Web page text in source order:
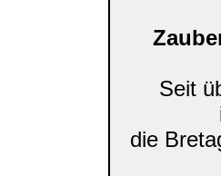
Seit
die